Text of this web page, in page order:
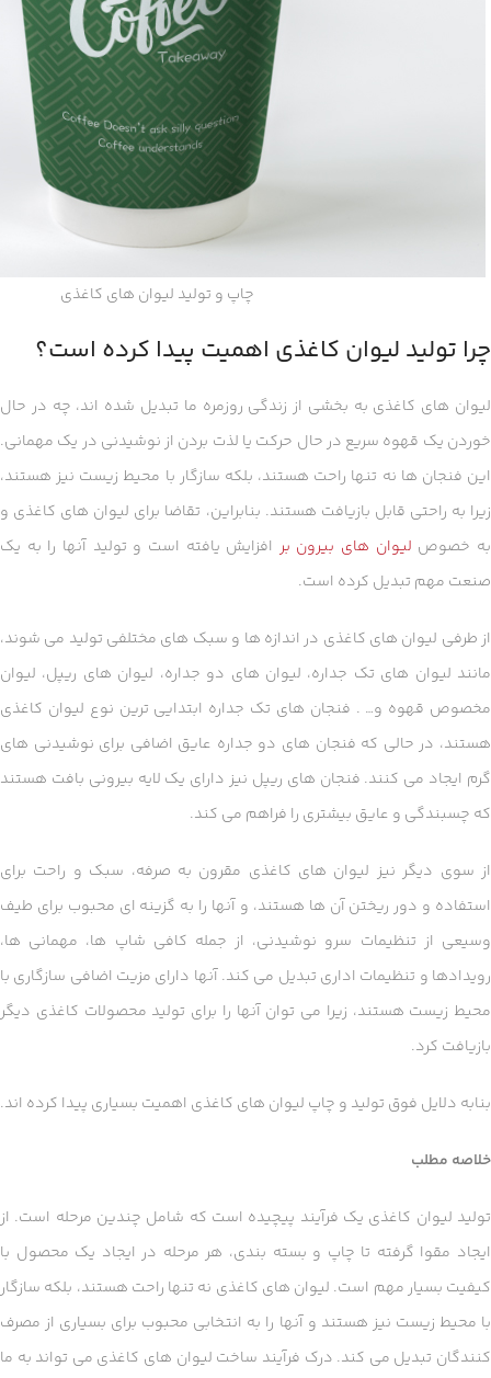
چاپ و تولید لیوان های کاغذی
چرا تولید لیوان کاغذی اهمیت پیدا کرده است؟
لیوان های کاغذی به بخشی از زندگی روزمره ما تبدیل شده اند، چه در حال
خوردن یک قهوه سریع در حال حرکت یا لذت بردن از نوشیدنی در یک مهمانی.
این فنجان ها نه تنها راحت هستند، بلکه سازگار با محیط زیست نیز هستند،
زیرا به راحتی قابل بازیافت هستند. بنابراین، تقاضا برای لیوان های کاغذی و
به خصوص لیوان های بیرون بر افزایش یافته است و تولید آنها را به یک
صنعت مهم تبدیل کرده است.
از طرفی لیوان های کاغذی در اندازه ها و سبک های مختلفی تولید می شوند،
مانند لیوان های تک جداره، لیوان های دو جداره، لیوان های ریپل، لیوان
مخصوص قهوه و… . فنجان های تک جداره ابتدایی ترین نوع لیوان کاغذی
هستند، در حالی که فنجان های دو جداره عایق اضافی برای نوشیدنی های
گرم ایجاد می کنند. فنجان های ریپل نیز دارای یک لایه بیرونی بافت هستند
که چسبندگی و عایق بیشتری را فراهم می کند.
از سوی دیگر نیز لیوان های کاغذی مقرون به صرفه، سبک و راحت برای
استفاده و دور ریختن آن ها هستند، و آنها را به گزینه ای محبوب برای طیف
وسیعی از تنظیمات سرو نوشیدنی، از جمله کافی شاپ ها، مهمانی ها،
رویدادها و تنظیمات اداری تبدیل می کند. آنها دارای مزیت اضافی سازگاری با
محیط زیست هستند، زیرا می توان آنها را برای تولید محصولات کاغذی دیگر
بازیافت کرد.
بنابه دلایل فوق تولید و چاپ لیوان های کاغذی اهمیت بسیاری پیدا کرده اند.
خلاصه مطلب
تولید لیوان کاغذی یک فرآیند پیچیده است که شامل چندین مرحله است. از
ایجاد مقوا گرفته تا چاپ و بسته بندی، هر مرحله در ایجاد یک محصول با
کیفیت بسیار مهم است. لیوان های کاغذی نه تنها راحت هستند، بلکه سازگار
با محیط زیست نیز هستند و آنها را به انتخابی محبوب برای بسیاری از مصرف
کنندگان تبدیل می کند. درک فرآیند ساخت لیوان های کاغذی می تواند به ما